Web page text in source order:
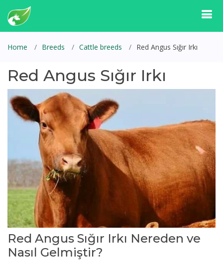
Home Breeds Cattle breeds Red Angus Sığır Irkı
Red Angus Sığır Irkı
Red Angus Sığır Irkı Nereden ve
Nasıl Gelmiştir?